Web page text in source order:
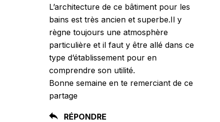
L’architecture de ce bâtiment pour les
bains est très ancien et superbe.Il y
règne toujours une atmosphère
particulière et il faut y être allé dans ce
type d’établissement pour en
comprendre son utilité.
Bonne semaine en te remerciant de ce
partage
RÉPONDRE